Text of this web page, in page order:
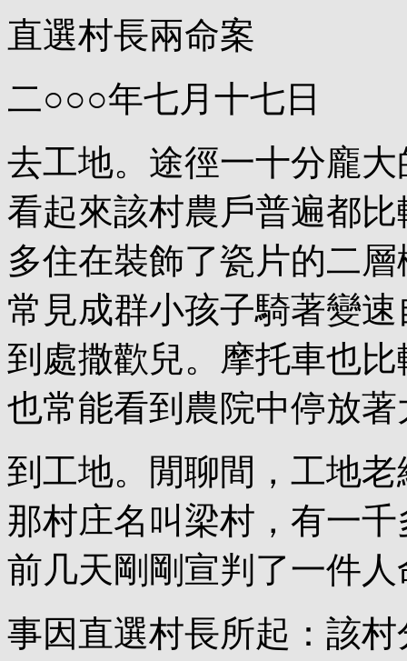
直選村長兩命案
二○○○年七月十七日
去工地。途徑一十分龐
看起來該村農戶普遍都
多住在裝飾了瓷片的二
常見成群小孩子騎著變
到處撒歡兒。摩托車也
也常能看到農院中停放
到工地。閒聊間，工地
那村庄名叫梁村，有一
前几天剛剛宣判了一件
事因直選村長所起：該